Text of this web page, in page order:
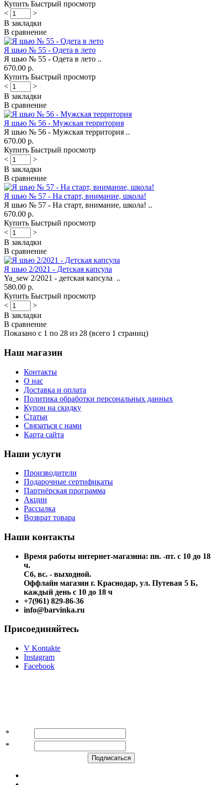
Купить Быстрый просмотр
<
>
В закладки
В сравнение
Я шью № 55 - Одета в лето
Я шью № 55 - Одета в лето ..
670.00 р.
Купить Быстрый просмотр
<
>
В закладки
В сравнение
Я шью № 56 - Мужская территория
Я шью № 56 - Мужская территория ..
670.00 р.
Купить Быстрый просмотр
<
>
В закладки
В сравнение
Я шью № 57 - На старт, внимание, школа!
Я шью № 57 - На старт, внимание, школа! ..
670.00 р.
Купить Быстрый просмотр
<
>
В закладки
В сравнение
Я шью 2/2021 - Детская капсула
Ya_sew 2/2021 - детская капсула ..
580.00 р.
Купить Быстрый просмотр
<
>
В закладки
В сравнение
Показано с 1 по 28 из 28 (всего 1 страниц)
Наш магазин
Контакты
О нас
Доставка и оплата
Политика обработки персональных данных
Купон на скидку
Статьи
Связаться с нами
Карта сайта
Наши услуги
Производители
Подарочные сертификаты
Партнёрская программа
Акции
Рассылка
Возврат товара
Наши контакты
Время работы интернет-магазина: пн. -пт. с 10 до 18
ч.
Сб, вс. - выходной.
Оффлайн магазин г. Краснодар, ул. Путевая 5 Б,
каждый день с 10 до 18 ч
+7(961) 829-86-36
info@barvinka.ru
Присоединяйтесь
V Kontakte
Instagram
Facebook
*
*